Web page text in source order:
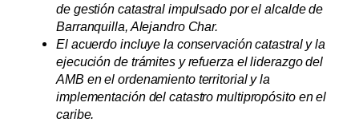
de gestión catastral impulsado por el alcalde de
Barranquilla, Alejandro Char.
El acuerdo incluye la conservación catastral y la
ejecución de trámites y refuerza el liderazgo del
AMB en el ordenamiento territorial y la
implementación del catastro multipropósito en el
caribe.